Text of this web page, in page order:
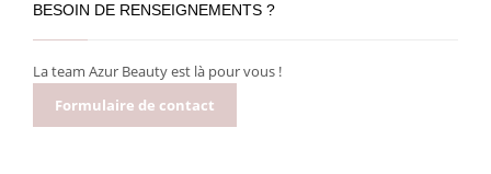
BESOIN DE RENSEIGNEMENTS ?
La team Azur Beauty est là pour vous !
Formulaire de contact